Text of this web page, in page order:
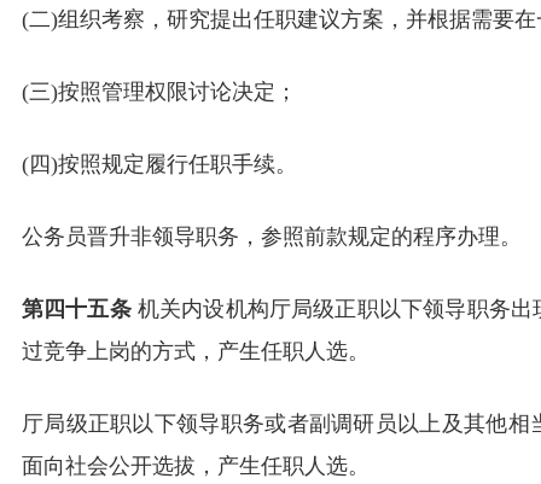
(二)组织考察，研究提出任职建议方案，并根据需要
(三)按照管理权限讨论决定；
(四)按照规定履行任职手续。
公务员晋升非领导职务，参照前款规定的程序办理。
第四十五条机关内设机构厅局级正职以下领导职务
过竞争上岗的方式，产生任职人选。
厅局级正职以下领导职务或者副调研员以上及其他
面向社会公开选拔，产生任职人选。